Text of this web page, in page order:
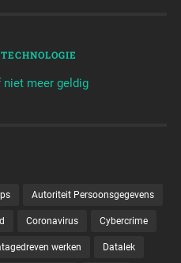
meer geldig
Autoriteit Persoonsgegevens
Coronavirus Cybercrime
werken Datalek